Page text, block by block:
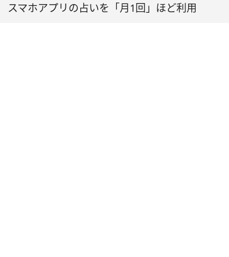
スマホアプリの占いを「月1回」ほど利用